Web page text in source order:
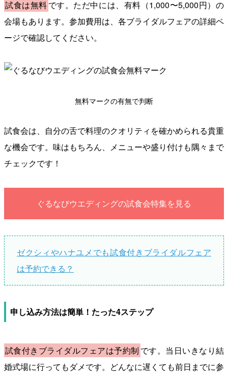
試食は無料です。ただ中には、有料（1,000〜5,000円）の
会場もあります。参加費用は、各ブライダルフェアの詳細ペ
ージで確認してください。
無料マークの有無で判断
試食会は、自分の舌で料理のクオリティを確かめられる貴重
な機会です。味はもちろん、メニューや盛り付けも隅々まで
チェックです！
ぐるなびウエディングの試食会特集を見る
ゼクシィやハナユメでも試食付きブライダルフェア
は予約できる？
申し込み方法は簡単！たった4ステップ
試食付きブライダルフェアは予約制 です。当日いきなり結
婚式場に行ってもダメです。どんなに遅くても前日までに参